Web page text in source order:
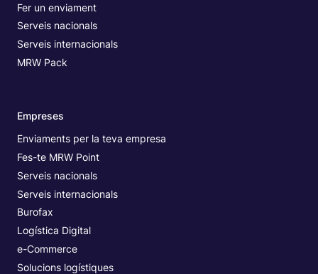
Fer un enviament
Serveis nacionals
Serveis internacionals
MRW Pack
Empreses
Enviaments per la teva empresa
Fes-te MRW Point
Serveis nacionals
Serveis internacionals
Burofax
Logística Digital
e-Commerce
Solucions logístiques